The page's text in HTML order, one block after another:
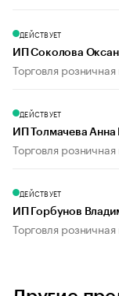
ДЕЙСТВУЕТ
ИП Соколова
Торговля
ДЕЙСТВУЕТ
ИП Толмачева Анна
Торговля
ДЕЙСТВУЕТ
ИП Горбунов
Торговля